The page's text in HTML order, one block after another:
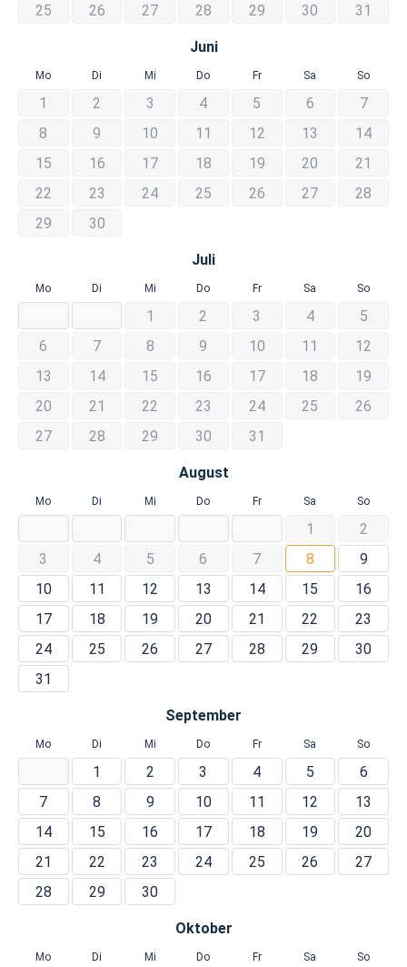
25
26 27 28 29 30 31
Juni
Mo Di Mi Do Fr Sa So
1 2 3 4 5 6
7
8
9 10 11 12 13
14
15
16 17 18 19 20
21
22
23 24 25 26 27
28
29
30
Juli
Mo Di Mi Do Fr Sa So
1 2 3 4
5
6
7 8 9 10 11
12
13
14 15 16 17 18
19
20
21 22 23 24 25
26
27
28 29 30 31
August
Mo Di Mi Do Fr Sa So
1
2
3
4 5 6 7 8
9
10
11 12 13 14 15
16
17
18 19 20 21 22
23
24
25 26 27 28 29
30
31
September
Mo Di Mi Do Fr Sa So
1 2 3 4 5
6
7
8 9 10 11 12
13
14
15 16 17 18 19
20
21
22 23 24 25 26
27
28
29 30
Oktober
Mo Di Mi Do Fr Sa So